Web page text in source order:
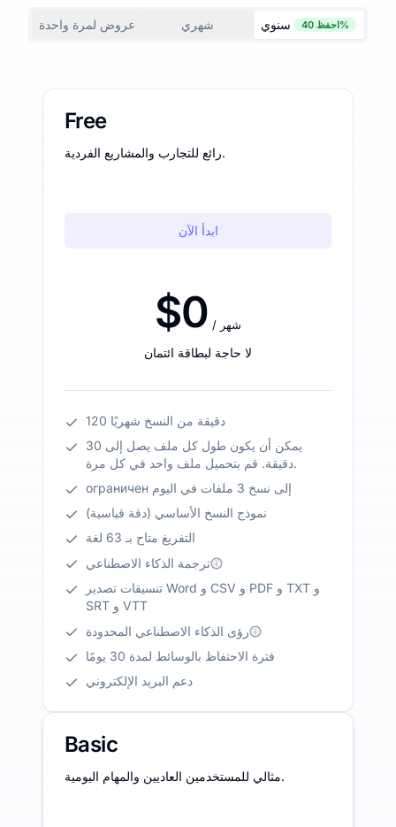
عروض لمرة واحدة شهري سنوي احفظ 40%
Free
رائع للتجارب والمشاريع الفردية.
ابدأ الآن
$0 / شهر
لا حاجة لبطاقة ائتمان
120 دقيقة من النسخ شهريًا
يمكن أن يكون طول كل ملف يصل إلى 30
دقيقة. قم بتحميل ملف واحد في كل مرة.
ограничен إلى نسخ 3 ملفات في اليوم
نموذج النسخ الأساسي (دقة قياسية)
التفريغ متاح بـ 63 لغة
ترجمة الذكاء الاصطناعي
تنسيقات تصدير Word و CSV و PDF و TXT و
SRT و VTT
رؤى الذكاء الاصطناعي المحدودة
فترة الاحتفاظ بالوسائط لمدة 30 يومًا
دعم البريد الإلكتروني
Basic
مثالي للمستخدمين العاديين والمهام اليومية.